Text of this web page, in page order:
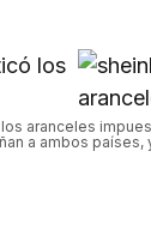
aranceles
a ambos países,